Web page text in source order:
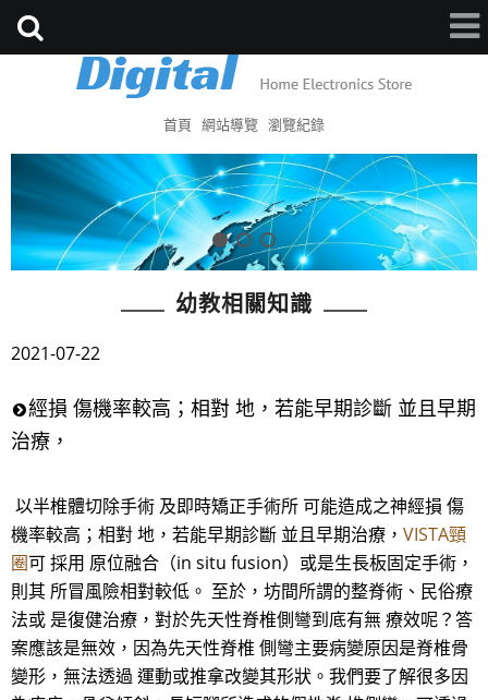
首頁 網站導覽 瀏覽紀錄
幼教相關知識
2021-07-22
經損 傷機率較高；相對 地，若能早期診斷 並且早期
治療，
以半椎體切除手術 及即時矯正手術所 可能造成之神經損 傷
機率較高；相對 地，若能早期診斷 並且早期治療， VISTA頸
圈可 採用 原位融合（in situ fusion）或是生長板固定手術，
則其 所冒風險相對較低。 至於，坊間所謂的整脊術、民俗療
法或 是復健治療，對於先天性脊椎側彎到底有無 療效呢？答
案應該是無效，因為先天性脊椎 側彎主要病變原因是脊椎骨
變形，無法透過 運動或推拿改變其形狀。我們要了解很多因